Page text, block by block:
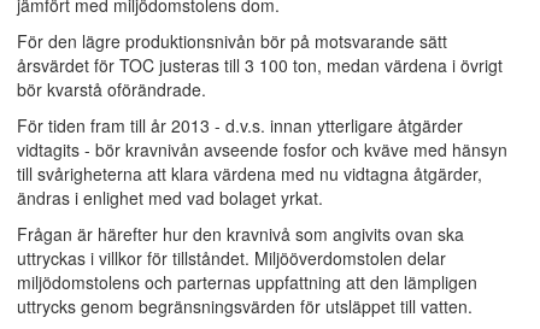
jämfört med miljödomstolens dom.
För den lägre produktionsnivån bör på motsvarande sätt
årsvärdet för TOC justeras till 3 100 ton, medan värdena i övrigt
bör kvarstå oförändrade.
För tiden fram till år 2013 - d.v.s. innan ytterligare åtgärder
vidtagits - bör kravnivån avseende fosfor och kväve med hänsyn
till svårigheterna att klara värdena med nu vidtagna åtgärder,
ändras i enlighet med vad bolaget yrkat.
Frågan är härefter hur den kravnivå som angivits ovan ska
uttryckas i villkor för tillståndet. Miljööverdomstolen delar
miljödomstolens och parternas uppfattning att den lämpligen
uttrycks genom begränsningsvärden för utsläppet till vatten.